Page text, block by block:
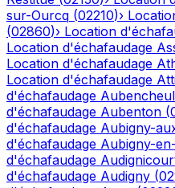
sur-Ourcq (02210)›
(02860)› Location
Location d'échafaudage
Location d'échafaudage
Location d'échafaudage
d'échafaudage
d'échafaudage Aubenton (
d'échafaudage Aubigny-
d'échafaudage Aubigny-
d'échafaudage
d'échafaudage Audigny (